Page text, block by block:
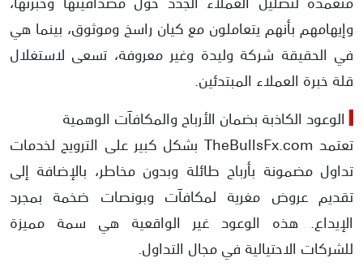
وإيهامهم بأنهم يتعاملون مع كيان راسخ وموثوق، بينما هي
في الحقيقة شركة وليدة وغير معروفة، تسعى لاستغلال
قلة خبرة العملاء المبتدئين.
الوعود الكاذبة بضمان الأرباح والمكافآت الوهمية
تعتمد TheBullsFx.com بشكل كبير على الترويج لخدمات
تداول مضمونة بأرباح طائلة وبدون مخاطر، بالإضافة إلى
تقديم عروض مغرية لمكافآت وبونصات ضخمة بمجرد
الإيداع. هذه الوعود غير الواقعية هي سمة مميزة
للشركات الاحتيالية في مجال التداول.